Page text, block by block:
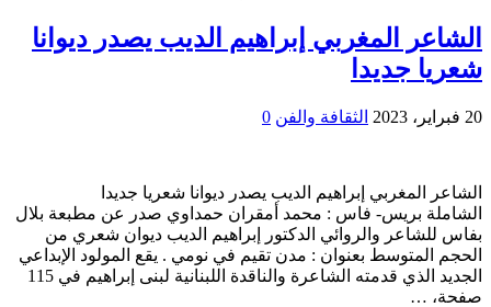
الشاعر المغربي إبراهيم الديب يصدر ديوانا
شعريا جديدا
20 فبراير، 2023 الثقافة والفن 0
الشاعر المغربي إبراهيم الديب يصدر ديوانا شعريا جديدا
الشاملة بريس- فاس : محمد أمقران حمداوي صدر عن مطبعة بلال
بفاس للشاعر والروائي الدكتور إبراهيم الديب ديوان شعري من
الحجم المتوسط بعنوان : مدن تقيم في نومي . يقع المولود الإبداعي
الجديد الذي قدمته الشاعرة والناقدة اللبنانية لبنى إبراهيم في 115
صفحة، …